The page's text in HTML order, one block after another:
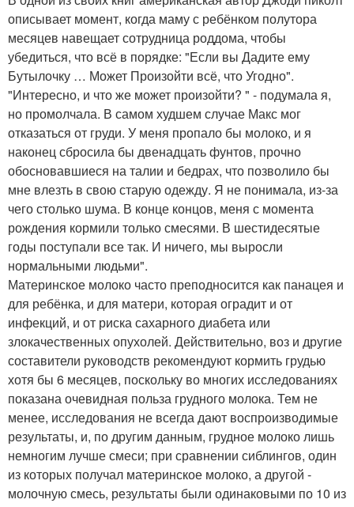
описывает момент, когда маму с ребёнком полутора
месяцев навещает сотрудница роддома, чтобы
убедиться, что всё в порядке: "Если вы Дадите ему
Бутылочку … Может Произойти всё, что Угодно".
"Интересно, и что же может произойти? " - подумала я,
но промолчала. В самом худшем случае Макс мог
отказаться от груди. У меня пропало бы молоко, и я
наконец сбросила бы двенадцать фунтов, прочно
обосновавшиеся на талии и бедрах, что позволило бы
мне влезть в свою старую одежду. Я не понимала, из-за
чего столько шума. В конце концов, меня с момента
рождения кормили только смесями. В шестидесятые
годы поступали все так. И ничего, мы выросли
нормальными людьми".
Материнское молоко часто преподносится как панацея и
для ребёнка, и для матери, которая оградит и от
инфекций, и от риска сахарного диабета или
злокачественных опухолей. Действительно, воз и другие
составители руководств рекомендуют кормить грудью
хотя бы 6 месяцев, поскольку во многих исследованиях
показана очевидная польза грудного молока. Тем не
менее, исследования не всегда дают воспроизводимые
результаты, и, по другим данным, грудное молоко лишь
немногим лучше смеси; при сравнении сиблингов, один
из которых получал материнское молоко, а другой -
молочную смесь, результаты были одинаковыми по 10 из